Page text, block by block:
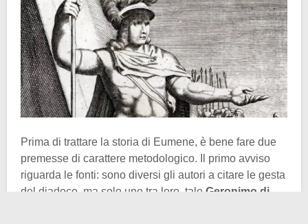
Prima di trattare la storia di Eumene, è bene fare due
premesse di carattere metodologico. Il primo avviso
riguarda le fonti: sono diversi gli autori a citare le gesta
del diadoco, ma solo uno tra loro, tale Geronimo di